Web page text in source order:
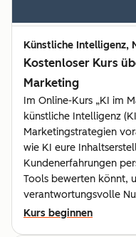
Künstliche Intelligenz,
Kostenloser Kurs
Marketing
Im Online-Kurs „KI im
künstliche Intelligenz
Marketingstrategien
wie KI eure
Kundenerfahrungen
Tools bewerten könnt,
verantwortungsvolle
Kurs beginnen